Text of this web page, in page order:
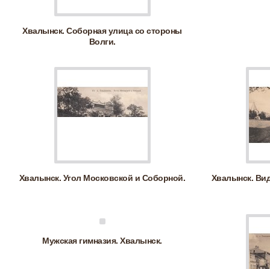
Хвалынск. Соборная улица со стороны
Волги.
Хвалынск. Угол Московской и Соборной. Хвалынск.
Мужская гимназия. Хвалынск.